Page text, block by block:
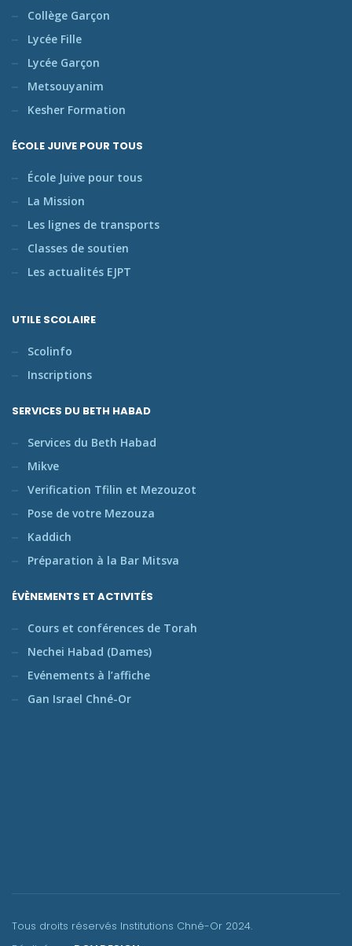
Collège Garçon
Lycée Fille
Lycée Garçon
Metsouyanim
Kesher Formation
ÉCOLE JUIVE POUR TOUS
École Juive pour tous
La Mission
Les lignes de transports
Classes de soutien
Les actualités EJPT
UTILE SCOLAIRE
Scolinfo
Inscriptions
SERVICES DU BETH HABAD
Services du Beth Habad
Mikve
Verification Tfilin et Mezouzot
Pose de votre Mezouza
Kaddich
Préparation à la Bar Mitsva
ÉVÈNEMENTS ET ACTIVITÉS
Cours et conférences de Torah
Nechei Habad (Dames)
Evénements à l’affiche
Gan Israel Chné-Or
Tous droits réservés Institutions Chné-Or 2024.